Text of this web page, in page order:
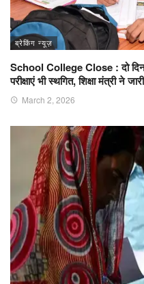
ब्रेकिंग न्यूज़
School College Close : दो
परीक्षाएं भी स्थगित, शिक्षा मंत्री ने
March 2, 2026